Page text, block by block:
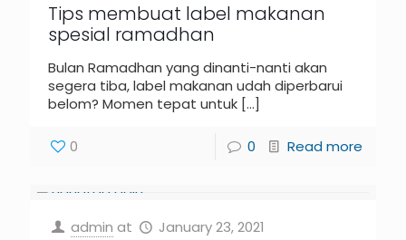
Tips membuat label makanan
spesial ramadhan
Bulan Ramadhan yang dinanti-nanti akan
segera tiba, label makanan udah diperbarui
belom? Momen tepat untuk […]
0 0 Read more
admin at January 23, 2021